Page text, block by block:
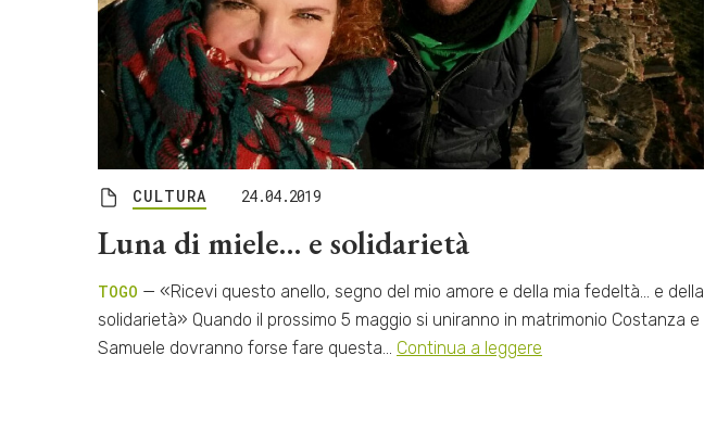
CULTURA 24.04.2019
Luna di miele… e solidarietà
TOGO — «Ricevi questo anello, segno del mio amore e della mia fedeltà… e della
solidarietà» Quando il prossimo 5 maggio si uniranno in matrimonio Costanza e
Samuele dovranno forse fare questa… Continua a leggere